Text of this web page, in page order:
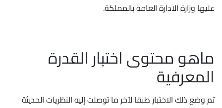
عليها وزارة الادارة العامة بالمملكة.
ماهو محتوى اختبار القدرة
المعرفية
تم وضع ذلك الاختبار طبقا لآخر ما توصلت إليه النظريات الحديثة